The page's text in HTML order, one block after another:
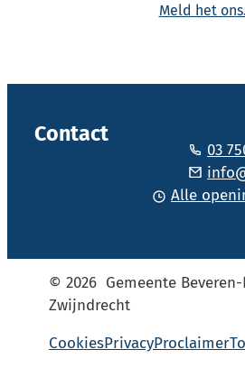
Meld het ons.
Contact
03
E-mail
info
Alle
© 2026 Gemeente
Zwijndrecht
CookiesPrivacyProclaimer